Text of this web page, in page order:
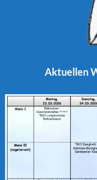
Aktuellen